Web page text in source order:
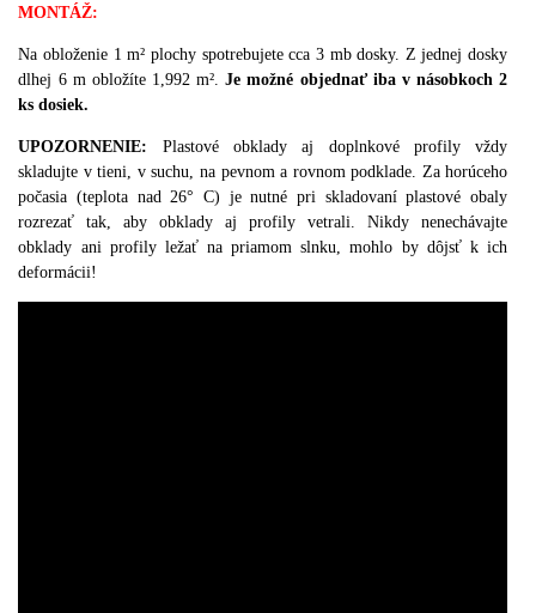
MONTÁŽ:
Na obloženie 1 m² plochy spotrebujete cca 3 mb dosky. Z jednej dosky
dlhej 6 m obložíte 1,992 m².Je možné objednať iba v násobkoch 2
ks dosiek.
UPOZORNENIE: Plastové obklady aj doplnkové profily vždy
skladujte v tieni, v suchu, na pevnom a rovnom podklade. Za horúceho
počasia (teplota nad 26° C) je nutné pri skladovaní plastové obaly
rozrezať tak, aby obklady aj profily vetrali. Nikdy nenechávajte
obklady ani profily ležať na priamom slnku, mohlo by dôjsť k ich
deformácii!